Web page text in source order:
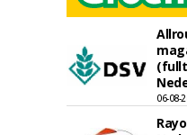
06-08-